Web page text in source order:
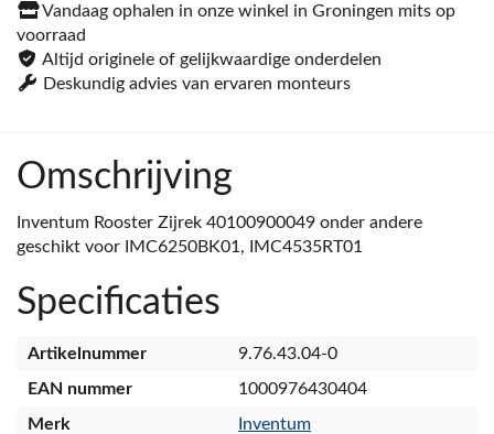
Vandaag ophalen in onze winkel in Groningen mits op
voorraad
Altijd originele of gelijkwaardige onderdelen
Deskundig advies van ervaren monteurs
Omschrijving
Inventum Rooster Zijrek 40100900049 onder andere
geschikt voor IMC6250BK01, IMC4535RT01
Specificaties
Artikelnummer
9.76.43.04-0
EAN nummer
1000976430404
Merk
Inventum